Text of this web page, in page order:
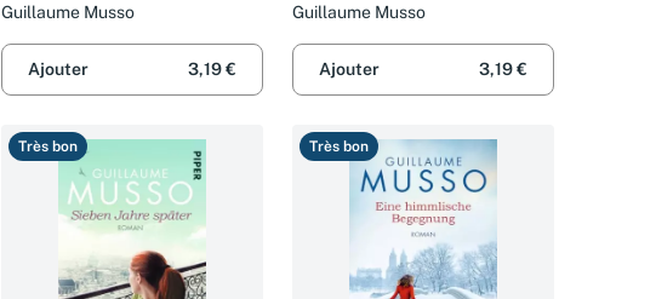
Guillaume Musso
Ajouter 3,19 €
Guillaume Musso
Ajouter 3,19 €
Très bon Très bon